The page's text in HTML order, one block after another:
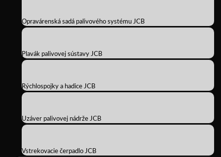
Opravárenská sadá palivového systému JCB
Plavák palivovej sústavy JCB
Rýchlospojky a hadice JCB
Uzáver palivovej nádrže JCB
Vstrekovacie čerpadlo JCB